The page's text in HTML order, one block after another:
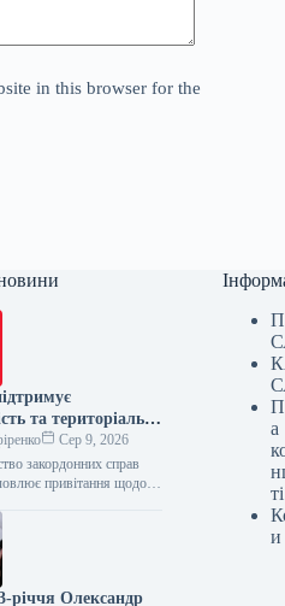
in this browser for the
та територіальну
України, а також
Косова, – заявило
візиту
Сер 9, 2026
закордонних справ
привітання щодо
до Сербії,
свою позицію щодо…
річчя Олександр
а
ті
и